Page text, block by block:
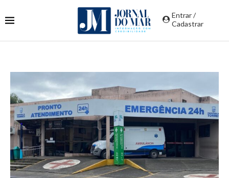
Entrar /
Cadastrar